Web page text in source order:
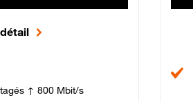
↑ 800 Mbit/s